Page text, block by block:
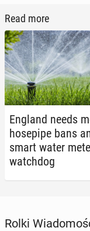
Read more
England needs
hosepipe bans
smart water
watch­dog
Rolki